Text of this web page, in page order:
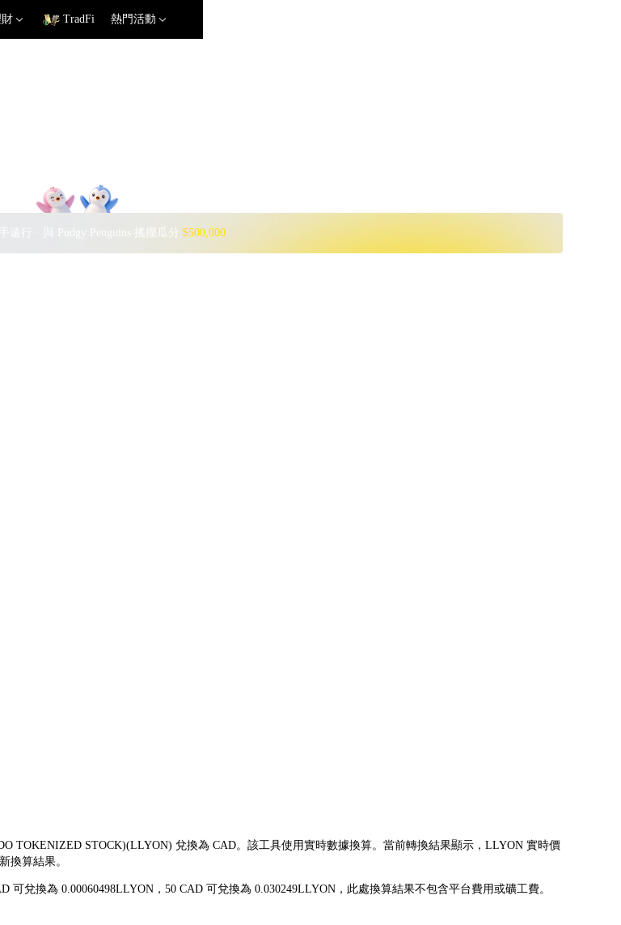
TradFi 熱門活動
遠行 · 與 Pudgy Penguins 搖擺瓜分 $500,000
TOKENIZED STOCK)(LLYON) 兌換為 CAD。該工具使用實時數據換算。當前轉換結果顯示，LLYON 實時價
換算結果。
兌換為 0.00060498LLYON，50 CAD 可兌換為 0.030249LLYON，此處換算結果不包含平台費用或礦工費。